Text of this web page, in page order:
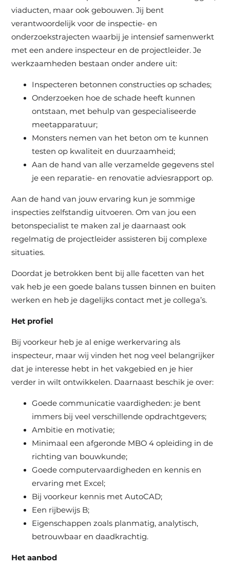
viaducten, maar ook gebouwen. Jij bent
verantwoordelijk voor de inspectie- en
onderzoekstrajecten waarbij je intensief samenwerkt
met een andere inspecteur en de projectleider. Je
werkzaamheden bestaan onder andere uit:
Inspecteren betonnen constructies op schades;
Onderzoeken hoe de schade heeft kunnen
ontstaan, met behulp van gespecialiseerde
meetapparatuur;
Monsters nemen van het beton om te kunnen
testen op kwaliteit en duurzaamheid;
Aan de hand van alle verzamelde gegevens stel
je een reparatie- en renovatie adviesrapport op.
Aan de hand van jouw ervaring kun je sommige
inspecties zelfstandig uitvoeren. Om van jou een
betonspecialist te maken zal je daarnaast ook
regelmatig de projectleider assisteren bij complexe
situaties.
Doordat je betrokken bent bij alle facetten van het
vak heb je een goede balans tussen binnen en buiten
werken en heb je dagelijks contact met je collega’s.
Het profiel
Bij voorkeur heb je al enige werkervaring als
inspecteur, maar wij vinden het nog veel belangrijker
dat je interesse hebt in het vakgebied en je hier
verder in wilt ontwikkelen. Daarnaast beschik je over:
Goede communicatie vaardigheden: je bent
immers bij veel verschillende opdrachtgevers;
Ambitie en motivatie;
Minimaal een afgeronde MBO 4 opleiding in de
richting van bouwkunde;
Goede computervaardigheden en kennis en
ervaring met Excel;
Bij voorkeur kennis met AutoCAD;
Een rijbewijs B;
Eigenschappen zoals planmatig, analytisch,
betrouwbaar en daadkrachtig.
Het aanbod